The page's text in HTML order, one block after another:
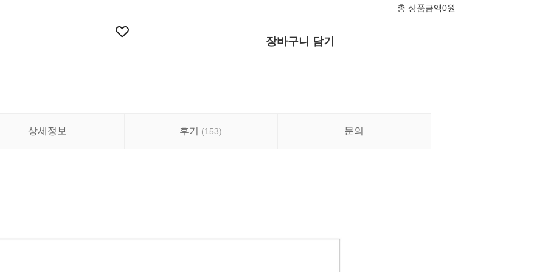
총 상품금액0원
장바구니 담기
상세정보 후기 (153) 문의